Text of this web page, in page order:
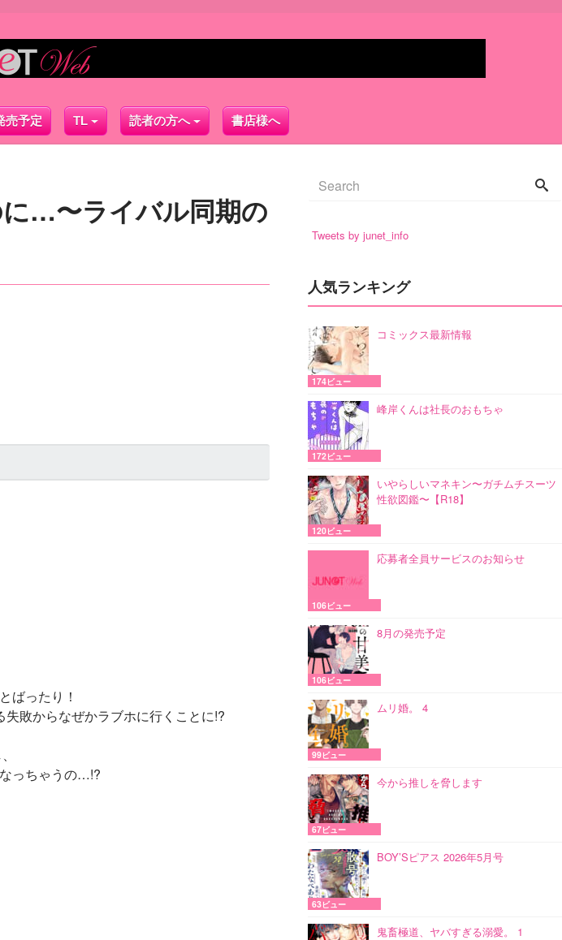
売予定 TL 読者の方へ 書店様へ
…〜ライバル同期の
ばったり！
敗からなぜかラブホに行くことに!?
っちゃうの…!?
Tweets by junet_info
人気ランキング
コミックス最新情報
174ビュー
峰岸くんは社長のおもちゃ
172ビュー
いやらしいマネキン〜ガチムチスーツ
性欲図鑑〜【R18】
120ビュー
応募者全員サービスのお知らせ
106ビュー
8月の発売予定
106ビュー
ムリ婚。 4
99ビュー
今から推しを脅します
67ビュー
BOY’Sピアス 2026年5月号
63ビュー
鬼畜極道、ヤバすぎる溺愛。 1